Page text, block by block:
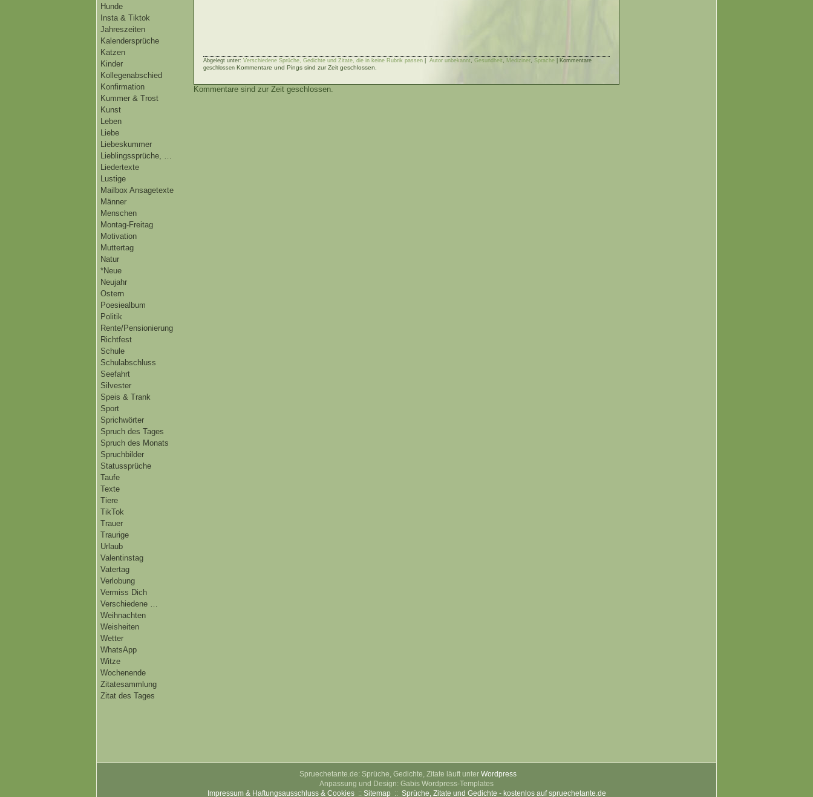
Hunde
Insta & Tiktok
Jahreszeiten
Kalendersprüche
Katzen
Kinder
Kollegenabschied
Konfirmation
Kummer & Trost
Kunst
Leben
Liebe
Liebeskummer
Lieblingssprüche, …
Liedertexte
Lustige
Mailbox Ansagetexte
Männer
Menschen
Montag-Freitag
Motivation
Muttertag
Natur
*Neue
Neujahr
Ostern
Poesiealbum
Politik
Rente/Pensionierung
Richtfest
Schule
Schulabschluss
Seefahrt
Silvester
Speis & Trank
Sport
Sprichwörter
Spruch des Tages
Spruch des Monats
Spruchbilder
Statussprüche
Taufe
Texte
Tiere
TikTok
Trauer
Traurige
Urlaub
Valentinstag
Vatertag
Verlobung
Vermiss Dich
Verschiedene …
Weihnachten
Weisheiten
Wetter
WhatsApp
Witze
Wochenende
Zitatesammlung
Zitat des Tages
Abgelegt unter: Verschiedene Sprüche, Gedichte und Zitate, die in keine Rubrik passen Autor unbekannt, Gesundheit , Mediziner, Sprache
Kommentare
geschlossen Kommentare und Pings sind zur Zeit geschlossen.
Kommentare sind zur Zeit geschlossen.
Spruechetante.de: Sprüche, Gedichte, Zitate läuft unter Wordpress
Anpassung und Design: Gabis Wordpress-Templates
Impressum & Haftungsausschluss & Cookies:: Sitemap :: Sprüche, Zitate und Gedichte - kostenlos auf spruechetante.de